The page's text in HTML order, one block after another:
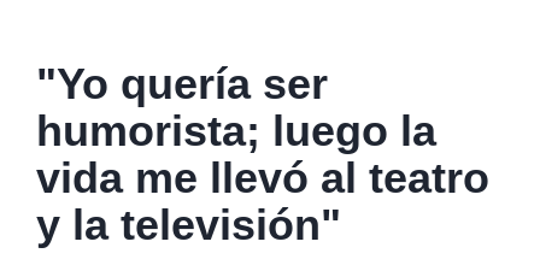
"Yo quería ser
humorista; luego la
vida me llevó al teatro
y la televisión"